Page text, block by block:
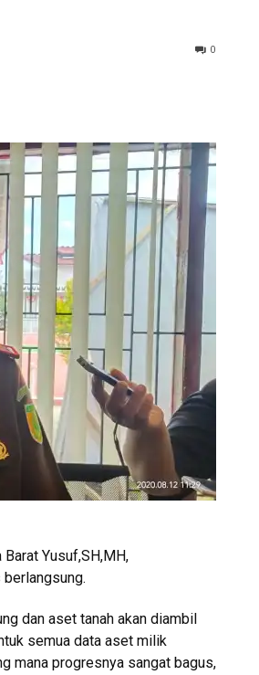
0
Yusuf,SH,MH,
dan aset tanah akan diambil
semua data aset milik
mana progresnya sangat bagus,